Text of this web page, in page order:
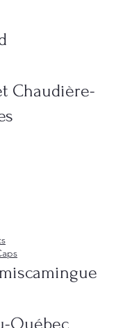
Chaudière-
Québec